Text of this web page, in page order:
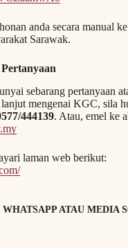
anda secara manual
Sarawak.
sebarang pertanyaan
mengenai KGC, sila
444139. Atau, emel ke
laman web berikut:
WHATSAPP ATAU MEDIA